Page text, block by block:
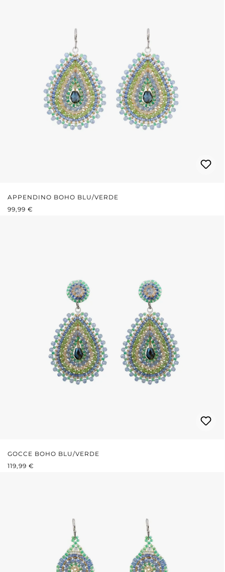
APPENDINO BOHO BLU/VERDE
PREZZO NORMALE:
99,99 €
GOCCE BOHO BLU/VERDE
PREZZO NORMALE:
119,99 €